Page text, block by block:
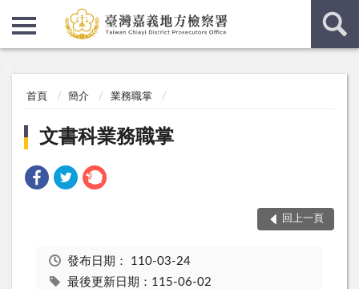
首頁 簡介 業務職掌
文書科業務職掌
回上一頁
發布日期： 110-03-24
最後更新日期：115-06-02